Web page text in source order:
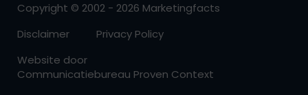
Copyright © 2002 - 2026 Marketingfacts
Disclaimer
Privacy Policy
Website door
Communicatiebureau Proven Context